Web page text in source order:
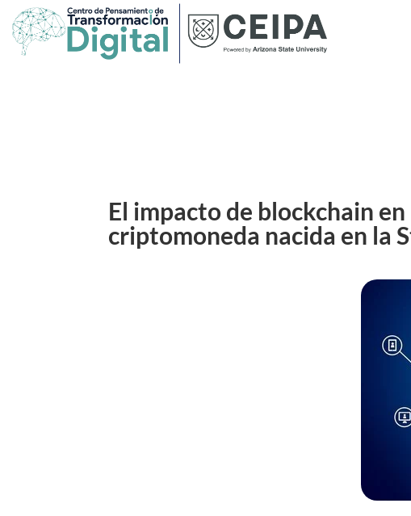
El impacto de blockchain
criptomoneda nacida en la